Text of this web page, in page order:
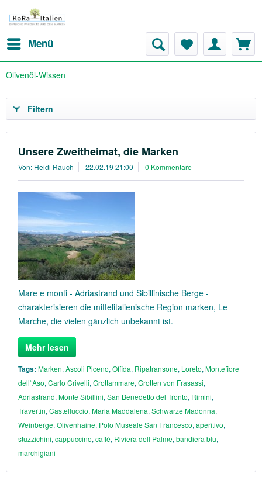
Menü
Olivenöl-Wissen
Filtern
Unsere Zweitheimat, die Marken
Von: Heidi Rauch 22.02.19 21:00 0 Kommentare
Mare e monti - Adriastrand und Sibillinische Berge -
charakterisieren die mittelitalienische Region marken, Le
Marche, die vielen gänzlich unbekannt ist.
Mehr lesen
Tags: Marken, Ascoli Piceno, Offida, Ripatransone, Loreto, Montefiore
dell`Aso, Carlo Crivelli, Grottammare, Grotten von Frasassi,
Adriastrand, Monte Sibillini, San Benedetto del Tronto, Rimini,
Travertin, Castelluccio, Maria Maddalena, Schwarze Madonna,
Weinberge, Olivenhaine, Polo Museale San Francesco, aperitivo,
stuzzichini, cappuccino, caffè, Riviera dell Palme, bandiera blu,
marchigiani